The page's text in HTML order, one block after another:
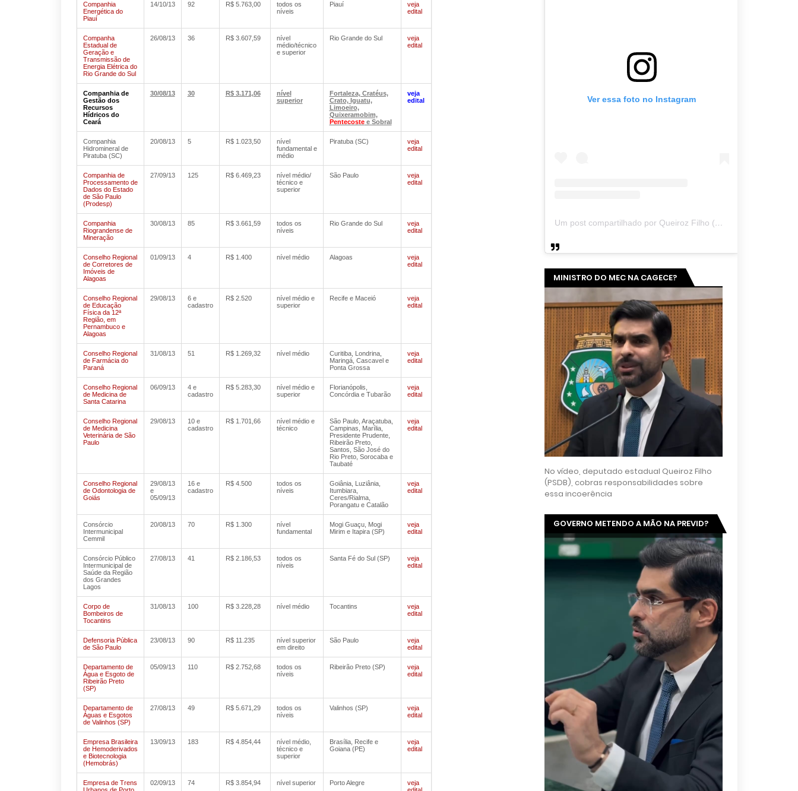
Companhia
Energética do
Piauí
14/10/13 92 R$ 5.763,00
todos os
níveis
Piauí
veja
edital
Companha
Estadual de
Geração e
Transmissão de
Energia Elétrica do
Rio Grande do Sul
26/08/13 36 R$ 3.607,59
nível
médio/técnico
e superior
Rio Grande do Sul
veja
edital
Companhia de
Gestão dos
Recursos
Hídricos do
Ceará
30/08/13 30 R$ 3.171,06
nível
superior
Fortaleza, Cratéus,
Crato, Iguatu,
Limoeiro,
Quixeramobim,
Pentecostee Sobral
veja
edital
Companhia
Hidromineral de
Piratuba (SC)
20/08/13 5 R$ 1.023,50
nível
fundamental e
médio
Piratuba (SC)
veja
edital
Companhia de
Processamento de
Dados do Estado
de São Paulo
(Prodesp)
27/09/13 125 R$ 6.469,23
nível médio/
técnico e
superior
São Paulo
veja
edital
Companhia
Riograndense de
Mineração
30/08/13 85 R$ 3.661,59
todos os
níveis
Rio Grande do Sul
veja
edital
Conselho Regional
de Corretores de
Imóveis de
Alagoas
01/09/13 4 R$ 1.400 nível médio Alagoas
veja
edital
Conselho Regional
de Educação
Física da 12ª
Região, em
Pernambuco e
Alagoas
29/08/13
6 e
cadastro
R$ 2.520
nível médio e
superior
Recife e Maceió
veja
edital
Conselho Regional
de Farmácia do
Paraná
31/08/13 51 R$ 1.269,32 nível médio
Curitiba, Londrina,
Maringá, Cascavel e
Ponta Grossa
veja
edital
Conselho Regional
de Medicina de
Santa Catarina
06/09/13
4 e
cadastro
R$ 5.283,30
nível médio e
superior
Florianópolis,
Concórdia e Tubarão
veja
edital
Conselho Regional
de Medicina
Veterinária de São
Paulo
29/08/13
10 e
cadastro
R$ 1.701,66
nível médio e
técnico
São Paulo, Araçatuba,
Campinas, Marília,
Presidente Prudente,
Ribeirão Preto,
Santos, São José do
Rio Preto, Sorocaba e
Taubaté
veja
edital
Conselho Regional
de Odontologia de
Goiás
29/08/13
e
05/09/13
16 e
cadastro
R$ 4.500
todos os
níveis
Goiânia, Luziânia,
Itumbiara,
Ceres/Rialma,
Porangatu e Catalão
veja
edital
Consórcio
Intermunicipal
Cemmil
20/08/13 70 R$ 1.300
nível
fundamental
Mogi Guaçu, Mogi
Mirim e Itapira (SP)
veja
edital
Consórcio Público
Intermunicipal de
Saúde da Região
dos Grandes
Lagos
27/08/13 41 R$ 2.186,53
todos os
níveis
Santa Fé do Sul (SP)
veja
edital
Corpo de
Bombeiros de
Tocantins
31/08/13 100 R$ 3.228,28 nível médio Tocantins
veja
edital
Defensoria Pública
de São Paulo
23/08/13 90 R$ 11.235
nível superior
em direito
São Paulo
veja
edital
Departamento de
Água e Esgoto de
Ribeirão Preto
(SP)
05/09/13 110 R$ 2.752,68
todos os
níveis
Ribeirão Preto (SP)
veja
edital
Departamento de
Águas e Esgotos
de Valinhos (SP)
27/08/13 49 R$ 5.671,29
todos os
níveis
Valinhos (SP)
veja
edital
Empresa Brasileira
de Hemoderivados
e Biotecnologia
(Hemobrás)
13/09/13 183 R$ 4.854,44
nível médio,
técnico e
superior
Brasília, Recife e
Goiana (PE)
veja
edital
Empresa de Trens
02/09/13 74 R$ 3.854,94 nível superior Porto Alegre
veja
Ver essa foto no Instagram
Um post compartilhado por Queiroz Filho (@queirozmfilho)
MINISTRO DO MEC NA CAGECE?
No vídeo, deputado estadual Queiroz Filho
(PSDB), cobras responsabilidades sobre
essa incoerência
GOVERNO METENDO A MÃO NA PREVID?